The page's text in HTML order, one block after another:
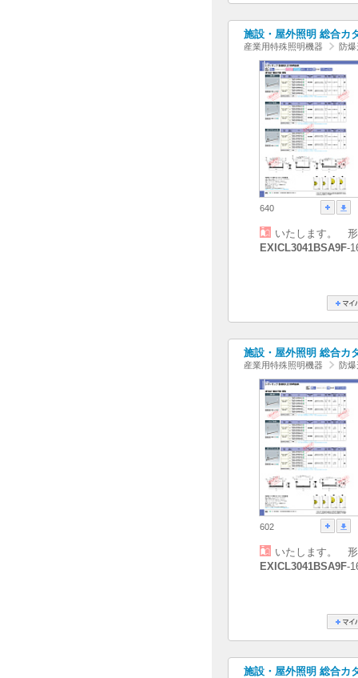
施設・屋外照明 総合カ
産業用特殊照明機器 防爆
640
いたします。
EXICL3041BSA9F-
施設・屋外照明 総合カ
産業用特殊照明機器 防爆
602
いたします。
EXICL3041BSA9F-
施設・屋外照明 総合カ